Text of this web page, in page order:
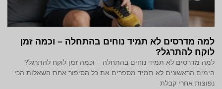
למה מדרסים לא תמיד נוחים בהתחלה – וכמה זמן
לוקח להתרגל?
למה מדרסים לא תמיד נוחים בהתחלה – וכמה זמן לוקח להתרגל?
הימים הראשונים לא תמיד מספרים את כל הסיפור אחת השאלות הכי
נפוצות אחרי קבלת